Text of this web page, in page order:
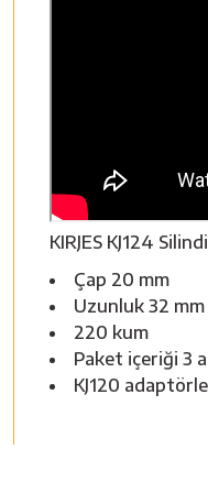
KIRJES KJ124
Çap 20 mm
Uzunluk 32 mm
220 kum
Paket içeriği 3
KJ120